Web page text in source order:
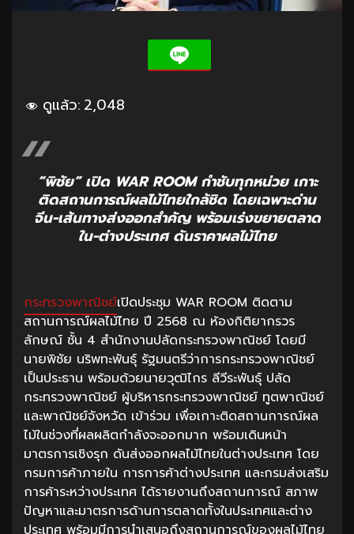
ดูแล้ว: 2,048
“พิชัย” เปิด WAR ROOM กำชับทุกหน่วย เกาะ
ติดสถานการณ์ผลไม้ไทยใกล้ชิด โดยเฉพาะด่าน
จีน-เส้นทางส่งออกสำคัญ พร้อมเร่งขยายตลาด
ใน-ต่างประเทศ ดันราคาผลไม้ไทย
กระทรวงพาณิชย์เปิดประชุม WAR ROOM ติดตาม
สถานการณ์ผลไม้ไทย ปี 2568 ณ ห้องกิติยากรวร
ลักษณ์ ชั้น 4 สำนักงานปลัดกระทรวงพาณิชย์ โดยมี
นายพิชัย นริพทะพันธุ์ รัฐมนตรีว่าการกระทรวงพาณิชย์
เป็นประธาน พร้อมด้วยนายวุฒิไกร ลีวีระพันธุ์ ปลัด
กระทรวงพาณิชย์ ผู้บริหารกระทรวงพาณิชย์ ทูตพาณิชย์
และพาณิชย์จังหวัด เข้าร่วม เพื่อเกาะติดสถานการณ์ผล
ไม้ในช่วงที่ผลผลิตกำลังจะออกมาก พร้อมเดินหน้า
มาตรการเชิงรุก ดันส่งออกผลไม้ไทยในต่างประเทศ โดย
กรมการค้าภายใน การการค้าต่างประเทศ และกรมส่งเสริม
การค้าระหว่างประเทศ ได้รายงานถึงสถานการณ์ สภาพ
ปัญหาและมาตรการด้านการตลาดทั้งในประเทศและต่าง
ประเทศ พร้อมมีการนำเสนอถึงสถานการณ์ของผลไม้ไทย